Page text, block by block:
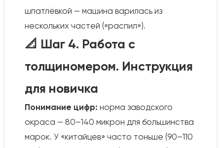
шпатлёвкой — машина варилась из
нескольких частей («распил»).
📐 Шаг 4. Работа с
толщиномером. Инструкция
для новичка
Понимание цифр: норма заводского
окраса — 80–140 микрон для большинства
марок. У «китайцев» часто тоньше (90–110